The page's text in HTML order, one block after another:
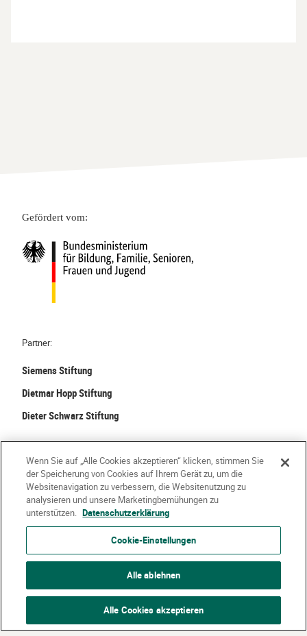
Gefördert vom:
Partner:
Siemens Stiftung
Dietmar Hopp Stiftung
Dieter Schwarz Stiftung
Kontakt Häufige Fragen
Impressum
Datenschutzerklärung
Nutzungsbedingungen
Wenn Sie auf „Alle Cookies akzeptieren“ klicken, stimmen Sie
der Speicherung von Cookies auf Ihrem Gerät zu, um die
Websitenavigation zu verbessern, die Websitenutzung zu
analysieren und unsere Marketingbemühungen zu
unterstützen. Datenschutzerklärung
Cookie-Einstellungen
Alle ablehnen
Alle Cookies akzeptieren